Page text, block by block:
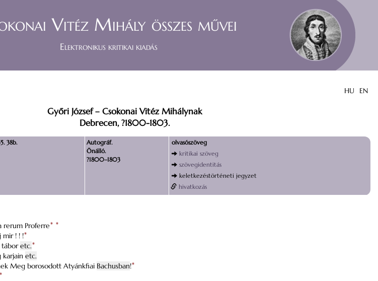
Vitéz Mihály összes művei
Elektronikus kritikai kiadás
HU EN
Győri József – Csokonai Vitéz Mihálynak
Debrecen, ?1800-1803.
38b.
Autográf.
Önálló.
?1800–1803
olvasószöveg
kritikai szöveg
szövegidentitás
keletkezéstörténeti jegyzet
hivatkozás
rerum Proferre* *
mir ! ! !*
táboretc.*
karjain etc.
Meg borosodott Atyánkfiai Bachusban!*
*